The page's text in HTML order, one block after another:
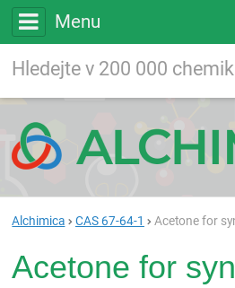
Menu
Vyhledávání
Alchimica CAS 67-64-1 Acetone for
Acetone for